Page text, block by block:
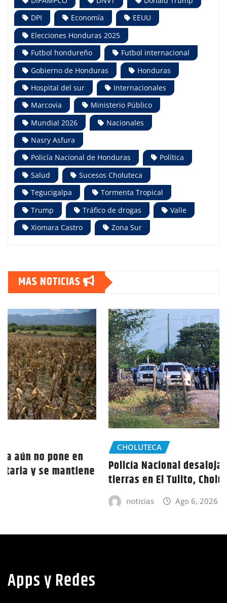
DPI
Economía
EEUU
Elecciones Honduras 2025
Futbol hondureño
Futbol internacional
Gobierno de Honduras
Honduras
Hospital del sur
Internacionales
Marcovia
Ministerio Público
Mundial 2026
Nacionales
Nasry Asfura
Policía Nacional de Honduras
Política
Salud
Sucesos Choluteca
Tegucigalpa
Tormenta Tropical
Trump
Tráfico de drogas
Valle
Xiomara Castro
Zona Sur
MAS NOTICIAS
Policía Nacional desaloja a campesinos de
tierras en El Tulito, Choluteca
Ago 6, 2026
Apps y Redes